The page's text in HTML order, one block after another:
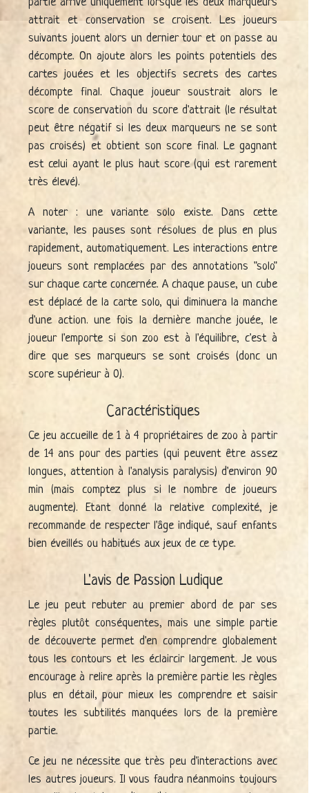
attrait et conservation se croisent. Les joueurs
suivants jouent alors un dernier tour et on passe au
décompte. On ajoute alors les points potentiels des
cartes jouées et les objectifs secrets des cartes
décompte final. Chaque joueur soustrait alors le
score de conservation du score d'attrait (le résultat
peut être négatif si les deux marqueurs ne se sont
pas croisés) et obtient son score final. Le gagnant
est celui ayant le plus haut score (qui est rarement
très élevé).
A noter : une variante solo existe. Dans cette
variante, les pauses sont résolues de plus en plus
rapidement, automatiquement. Les interactions entre
joueurs sont remplacées par des annotations "solo"
sur chaque carte concernée. A chaque pause, un cube
est déplacé de la carte solo, qui diminuera la manche
d'une action. une fois la dernière manche jouée, le
joueur l'emporte si son zoo est à l'équilibre, c'est à
dire que ses marqueurs se sont croisés (donc un
score supérieur à 0).
Caractéristiques
Ce jeu accueille de 1 à 4 propriétaires de zoo à partir
de 14 ans pour des parties (qui peuvent être assez
longues, attention à l'analysis paralysis) d'environ 90
min (mais comptez plus si le nombre de joueurs
augmente). Etant donné la relative complexité, je
recommande de respecter l'âge indiqué, sauf enfants
bien éveillés ou habitués aux jeux de ce type.
L'avis de Passion Ludique
Le jeu peut rebuter au premier abord de par ses
règles plutôt conséquentes, mais une simple partie
de découverte permet d'en comprendre globalement
tous les contours et les éclaircir largement. Je vous
encourage à relire après la première partie les règles
plus en détail, pour mieux les comprendre et saisir
toutes les subtilités manquées lors de la première
partie.
Ce jeu ne nécessite que très peu d'interactions avec
les autres joueurs. Il vous faudra néanmoins toujours